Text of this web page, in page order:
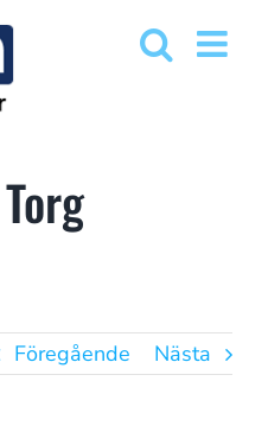
Föregående Nästa